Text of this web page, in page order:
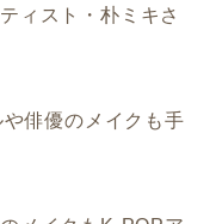
ィスト・朴ミキさ
俳優のメイクも手